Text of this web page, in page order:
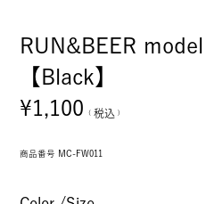
RUN&BEER
【Black】
¥1,100 税込
商品番号 MC-FW011